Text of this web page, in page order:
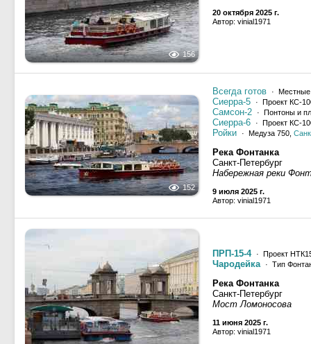
156
20 октября 2025 г.
Автор: vinial1971
152
Всегда готов ·
Сиерра-5 · Проект КС-
Самсон-2 · Понтоны и
Сиерра-6 · Проект КС-
Ройки · Медуза 750,
Река Фонтанка
Санкт-Петербург
Набережная реки
9 июля 2025 г.
Автор: vinial1971
ПРП-15-4 · Проект
Чародейка · Тип
Река Фонтанка
Санкт-Петербург
Мост Ломоносова
11 июня 2025 г.
Автор: vinial1971